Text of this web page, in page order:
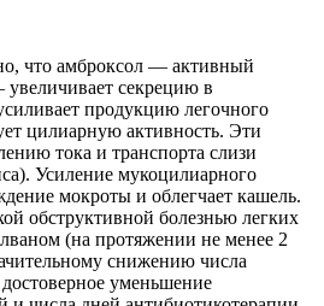
что амброксол — активный
секрецию в
продукцию легочного
цилиарную активность. Эти
тока и транспорта слизи
Усиление мукоцилиарного
мокроты и облегчает кашель.
обструктивной болезнью легких
(на протяжении не менее 2
снижению числа
уменьшение